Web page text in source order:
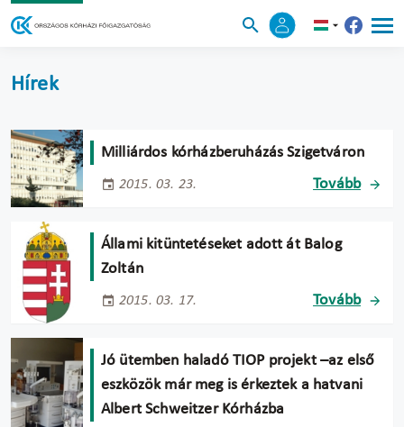
Hírek
Milliárdos kórházberuházás Szigetváron
2015. 03. 23. Tovább
Állami kitüntetéseket adott át Balog
Zoltán
2015. 03. 17. Tovább
Jó ütemben haladó TIOP projekt –az első
eszközök már meg is érkeztek a hatvani
Albert Schweitzer Kórházba